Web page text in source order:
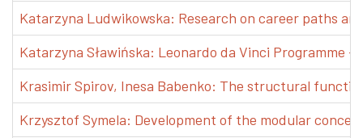
Katarzyna Ludwikowska: Research on career paths
Katarzyna Sławińska: Leonardo da Vinci Programme
Krasimir Spirov, Inesa Babenko: The structural
Krzysztof Symela: Development of the modular